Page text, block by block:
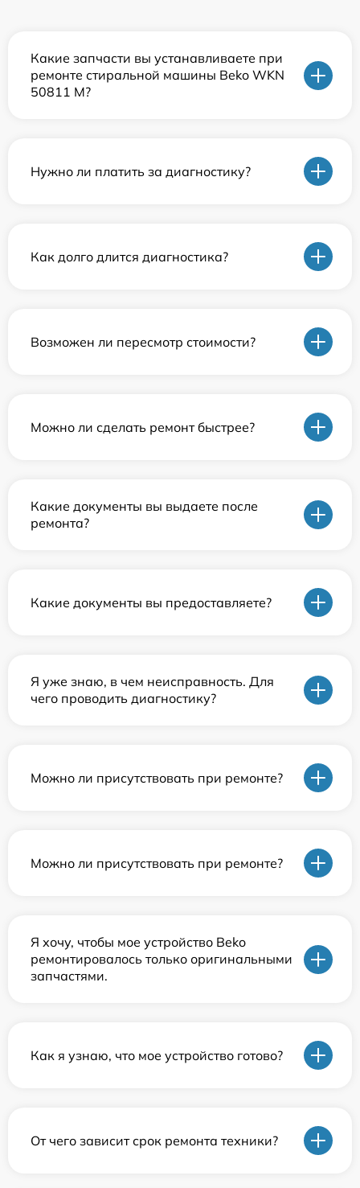
Какие запчасти вы устанавливаете при
ремонте стиральной машины Beko WKN
50811 M?
Нужно ли платить за диагностику?
Как долго длится диагностика?
Возможен ли пересмотр стоимости?
Можно ли сделать ремонт быстрее?
Какие документы вы выдаете после
ремонта?
Какие документы вы предоставляете?
Я уже знаю, в чем неисправность. Для
чего проводить диагностику?
Можно ли присутствовать при ремонте?
Можно ли присутствовать при ремонте?
Я хочу, чтобы мое устройство Beko
ремонтировалось только оригинальными
запчастями.
Как я узнаю, что мое устройство готово?
От чего зависит срок ремонта техники?